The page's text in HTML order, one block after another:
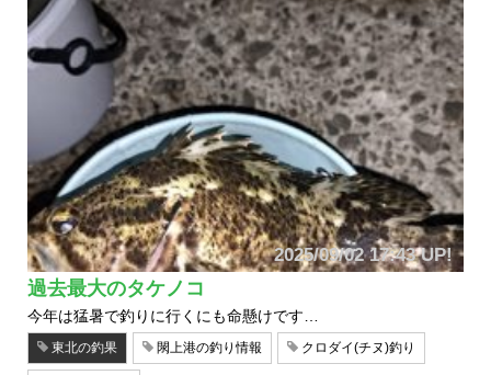
2025/09/02 17:43 UP!
過去最大のタケノコ
今年は猛暑で釣りに行くにも命懸けです…
東北の釣果 閖上港の釣り情報 クロダイ(チヌ)釣り